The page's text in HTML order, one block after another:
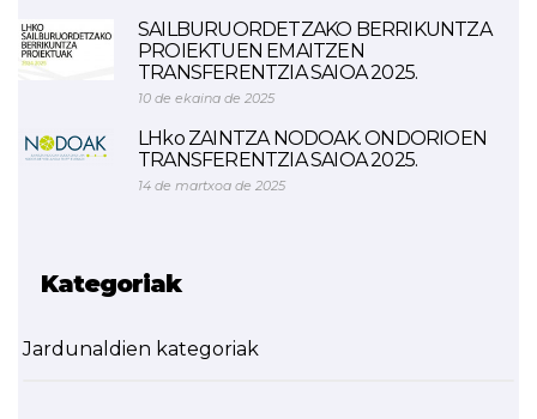
SAILBURUORDETZAKO BERRIKUNTZA
PROIEKTUEN EMAITZEN
TRANSFERENTZIA SAIOA 2025.
10 de ekaina de 2025
LHko ZAINTZA NODOAK. ONDORIOEN
TRANSFERENTZIA SAIOA 2025.
14 de martxoa de 2025
Kategoriak
Jardunaldien kategoriak